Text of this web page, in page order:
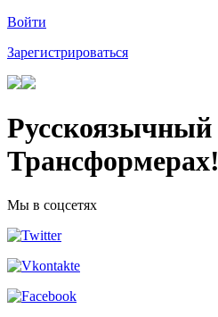
Войти
Зарегистрироваться
Русскоязычный
Трансформерах!
Мы в соцсетях